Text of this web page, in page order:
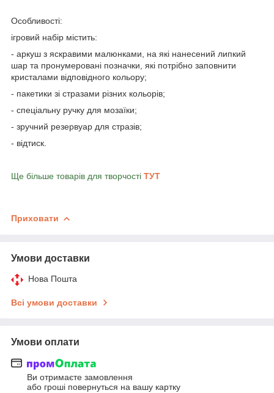
Особливості:
ігровий набір містить:
- аркуш з яскравими малюнками, на які нанесений липкий
шар та пронумеровані позначки, які потрібно заповнити
кристалами відповідного кольору;
- пакетики зі стразами різних кольорів;
- спеціальну ручку для мозаїки;
- зручний резервуар для стразів;
- відтиск.
Ще більше товарів для творчості ТУТ
Приховати
Умови доставки
Нова Пошта
Всі умови доставки
Умови оплати
Ви отримаєте замовлення
або гроші повернуться на вашу картку